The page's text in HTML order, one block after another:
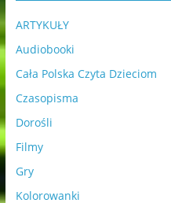
ARTYKUŁY
Audiobooki
Cała Polska Czyta Dzieciom
Czasopisma
Dorośli
Filmy
Gry
Kolorowanki